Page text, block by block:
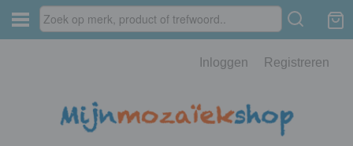
Inloggen Registreren